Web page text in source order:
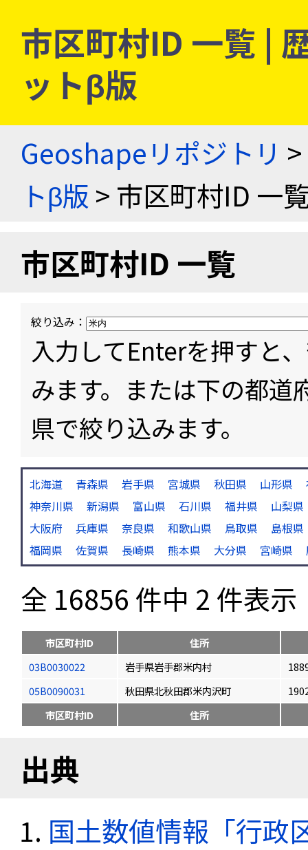
市区町村ID 一覧 |
ットβ版
Geoshapeリポジトリ >
トβ版 > 市区町村ID 一
市区町村ID 一覧
絞り込み：
入力してEnterを押すと
みます。または下の都道
県で絞り込みます。
北海道 青森県 岩手県 宮城県 秋田県 山形県
神奈川県
新潟県 富山県 石川県 福井県
山梨県
大阪府
兵庫県 奈良県 和歌山県 鳥取県
島根県
福岡県
佐賀県 長崎県 熊本県 大分県 宮崎県
全 16856 件中 2 件表示
市区町村ID
住所
03B0030022
岩手県岩手郡米内村
05B0090031
秋田県北秋田郡米内沢町
市区町村ID
住所
出典
国土数値情報「行政